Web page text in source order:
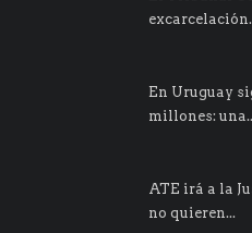
En Uruguay
millones:
ATE irá a la
no quieren...